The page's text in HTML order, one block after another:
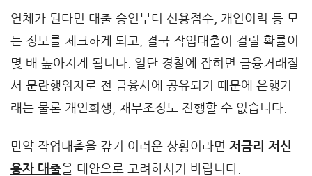
연체가 된다면 대출 승인부터 신용점수, 개인이력 등 모
든 정보를 체크하게 되고, 결국 작업대출이 걸릴 확률이
몇 배 높아지게 됩니다. 일단 경찰에 잡히면 금융거래질
서 문란행위자로 전 금융사에 공유되기 때문에 은행거
래는 물론 개인회생, 채무조정도 진행할 수 없습니다.
만약 작업대출을 갚기 어려운 상황이라면 저금리 저신
용자 대출을 대안으로 고려하시기 바랍니다.